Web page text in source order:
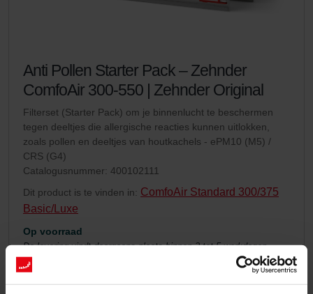
Anti Pollen Starter Pack – Zehnder
ComfoAir 300-550 | Zehnder Original
Filterset (Starter Pack) om je binnenlucht te beschermen
tegen deeltjes die allergische reacties kunnen uitlokken,
zoals pollen en deeltjes van houtkachels - ePM10 (M5) /
CRS (G4)
Catalogusnummer: 400102111
Dit product is te vinden in: ComfoAir Standard 300/375
Basic/Luxe
Op voorraad
De levering vindt doorgaans plaats binnen 2 tot 5 werkdagen
EUR
64.01